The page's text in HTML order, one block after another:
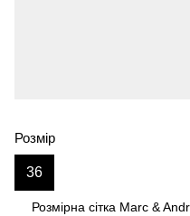
Розмір
36
Розмірна сітка Marc &